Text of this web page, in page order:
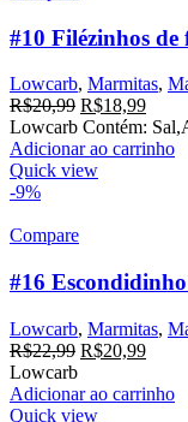
#10 Filézinhos de
Lowcarb, Marmitas,
R$20,99 R$18,99
Lowcarb Contém:
Adicionar ao carrinho
Quick view
-9%
Compare
#16
Lowcarb, Marmitas,
R$22,99 R$20,99
Lowcarb
Adicionar ao carrinho
Quick view